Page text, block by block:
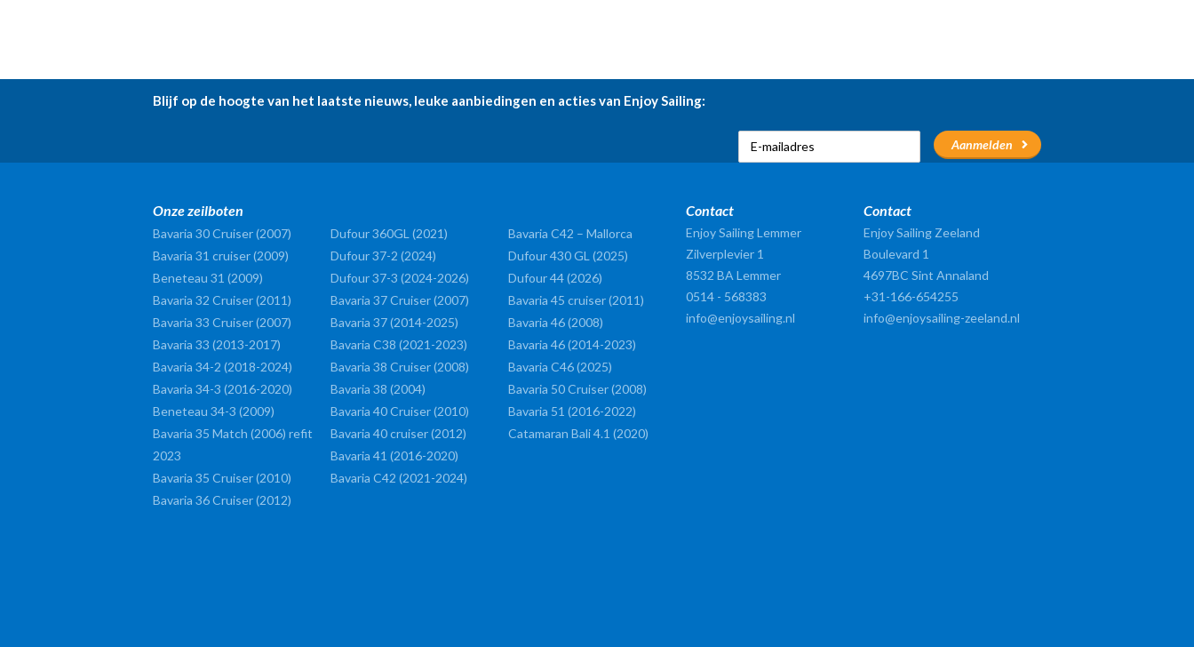
Blijf op de hoogte van het laatste nieuws, leuke aanbiedingen en acties van Enjoy Sailing:
Onze zeilboten
Bavaria 30 Cruiser (2007)
Bavaria 31 cruiser (2009)
Beneteau 31 (2009)
Bavaria 32 Cruiser (2011)
Bavaria 33 Cruiser (2007)
Bavaria 33 (2013-2017)
Bavaria 34-2 (2018-2024)
Bavaria 34-3 (2016-2020)
Beneteau 34-3 (2009)
Bavaria 35 Match (2006) refit
2023
Bavaria 35 Cruiser (2010)
Bavaria 36 Cruiser (2012)
Dufour 360GL (2021)
Dufour 37-2 (2024)
Dufour 37-3 (2024-2026)
Bavaria 37 Cruiser (2007)
Bavaria 37 (2014-2025)
Bavaria C38 (2021-2023)
Bavaria 38 Cruiser (2008)
Bavaria 38 (2004)
Bavaria 40 Cruiser (2010)
Bavaria 40 cruiser (2012)
Bavaria 41 (2016-2020)
Bavaria C42 (2021-2024)
Bavaria C42 – Mallorca
Dufour 430 GL (2025)
Dufour 44 (2026)
Bavaria 45 cruiser (2011)
Bavaria 46 (2008)
Bavaria 46 (2014-2023)
Bavaria C46 (2025)
Bavaria 50 Cruiser (2008)
Bavaria 51 (2016-2022)
Catamaran Bali 4.1 (2020)
Contact
Enjoy Sailing Lemmer
Zilverplevier 1
8532 BA Lemmer
0514 - 568383
info@enjoysailing.nl
Contact
Enjoy Sailing Zeeland
Boulevard 1
4697BC Sint Annaland
+31-166-654255
info@enjoysailing-zeeland.nl